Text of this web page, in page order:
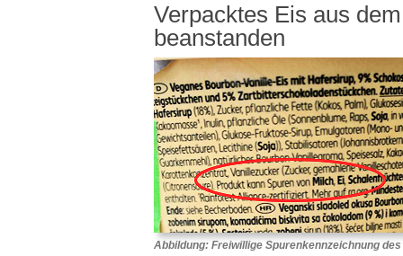
Verpacktes Eis aus
beanstanden
Abbildung: Freiwillige Spurenkennzeichnung des